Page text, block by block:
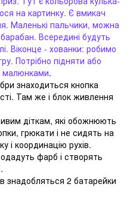
на картинку. Є вмикач
Маленькі пальчики, можна
Всередині будуть
Віконце - хованки: робимо
Потрібно підняти або
малюнками.
знаходиться кнопка
Там же і блок живлення
діткам, які обожнюють
грюкати і не сидять на
і координацію рухів.
фарб і створять
знадобляться 2 батарейки